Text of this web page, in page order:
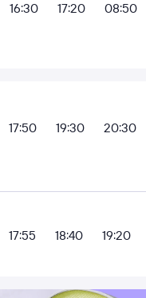
16:30 17:20
08:50
17:50 19:30 20:30
17:55 18:40 19:20